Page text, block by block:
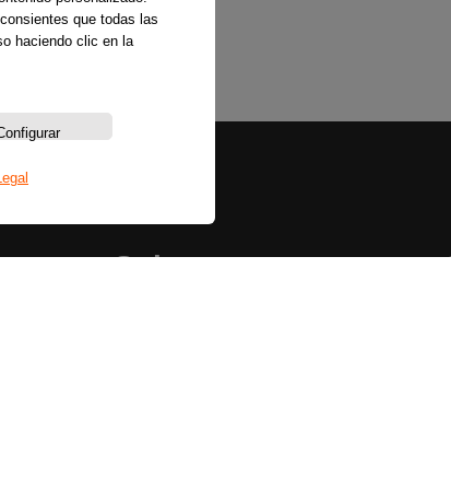
que todas las
haciendo clic en la
Sobre nosotros